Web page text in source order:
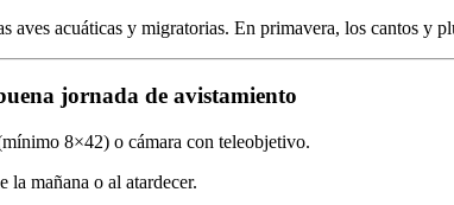
aves acuáticas y migratorias. En primavera, los cantos y
jornada de avistamiento
8×42) o cámara con teleobjetivo.
la mañana o al atardecer.